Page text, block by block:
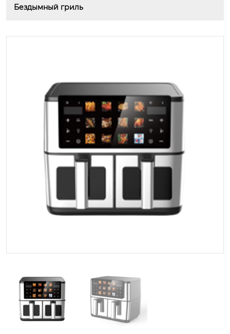
Бездымный гриль